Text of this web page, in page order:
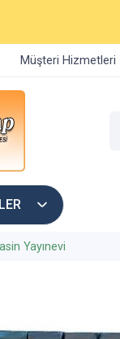
Müşteri Hizmetleri
Yayınevi